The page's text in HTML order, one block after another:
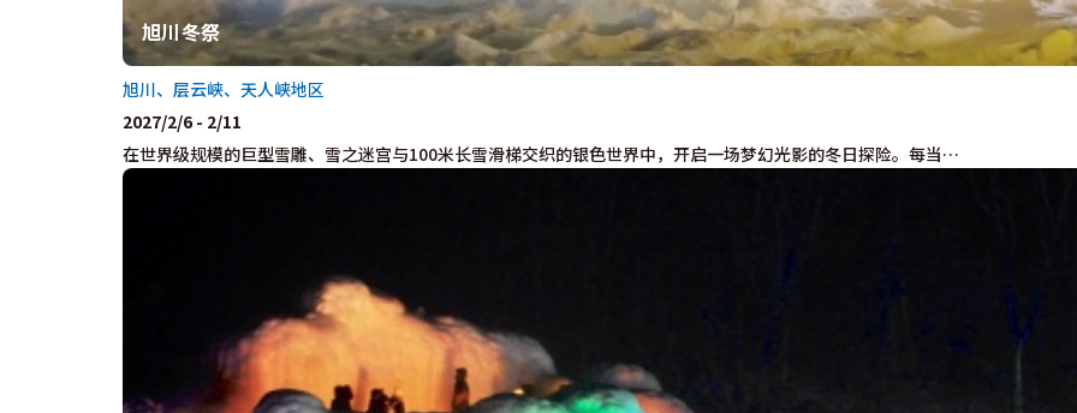
旭川冬祭
在世界级规模的巨型雪雕、雪之迷宫与100米长雪滑梯交织的银色世界中，开启一场梦幻光影的冬日探险。每当…
旭川、层云峡、天人峡地区
2027/2/6 - 2/11